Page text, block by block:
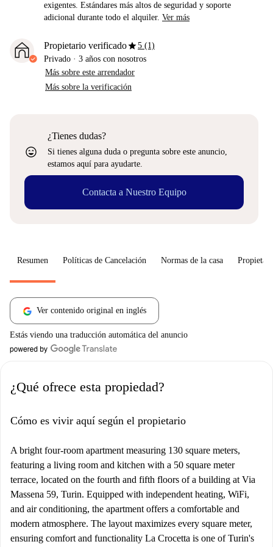
exigentes. Estándares más altos de seguridad y soporte
adicional durante todo el alquiler. Ver más
Propietario verificadostar5 (1)
Privado · 3 años con nosotros
Más sobre este arrendador
Más sobre la verificación
sentiment_very_satisfied
¿Tienes dudas?
Si tienes alguna duda o pregunta sobre este anuncio,
estamos aquí para ayudarte.
Contacta a Nuestro Equipo
Resumen Políticas de Cancelación Normas de la casa
Ver contenido original en inglés
Estás viendo una traducción automática del anuncio
¿Qué ofrece esta propiedad?
Cómo es vivir aquí según el propietario
A bright four-room apartment measuring 130 square meters,
featuring a living room and kitchen with a 50 square meter
terrace, located on the fourth and fifth floors of a building at Via
Massena 59, Turin. Equipped with independent heating, WiFi,
and air conditioning, the apartment offers a comfortable and
modern atmosphere. The layout maximizes every square meter,
ensuring comfort and functionality La Crocetta is one of Turin's